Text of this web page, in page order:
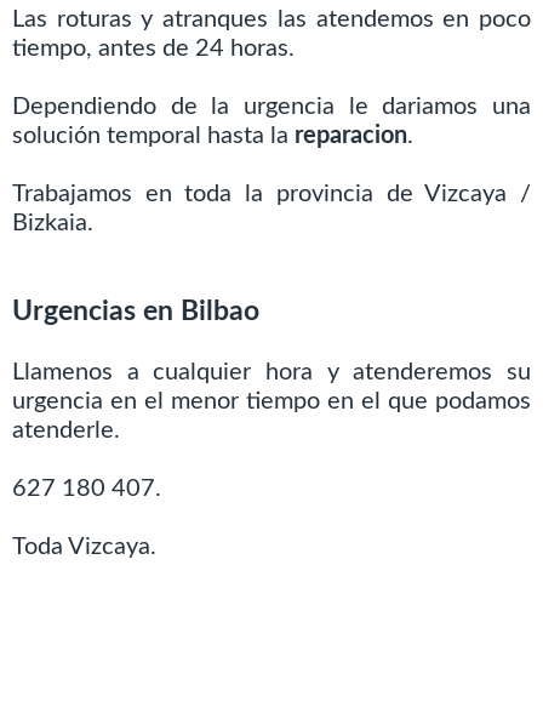
Las roturas y atranques las atendemos en poco
tiempo, antes de 24 horas.
Dependiendo de la urgencia le dariamos una
solución temporal hasta la reparacion.
Trabajamos en toda la provincia de Vizcaya /
Bizkaia.
Urgencias en Bilbao
Llamenos a cualquier hora y atenderemos su
urgencia en el menor tiempo en el que podamos
atenderle.
627 180 407.
Toda Vizcaya.